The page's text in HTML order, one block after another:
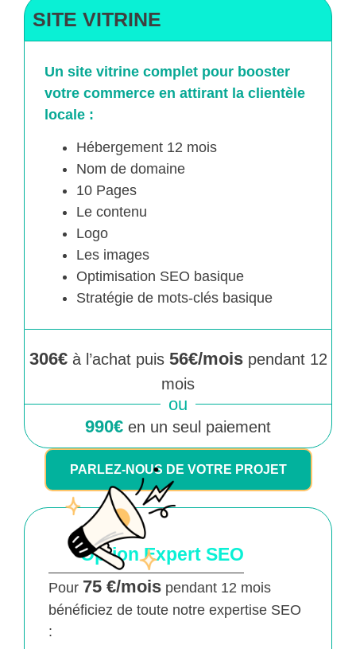
SITE VITRINE
Un site vitrine complet pour booster
votre commerce en attirant la clientèle
locale :
Hébergement 12 mois
Nom de domaine
10 Pages
Le contenu
Logo
Les images
Optimisation SEO basique
Stratégie de mots-clés basique
306€ à l’achat puis 56€/mois pendant 12
mois
ou
990€ en un seul paiement
PARLEZ-NOUS DE VOTRE PROJET
Option Expert SEO
Pour 75 €/mois pendant 12 mois
bénéficiez de toute notre expertise SEO
: